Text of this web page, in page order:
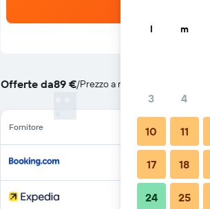
Offerte da89 €/Prezzo a notte più conveniente
Fornitore
l m
3 4
10 11
17 18
24 25